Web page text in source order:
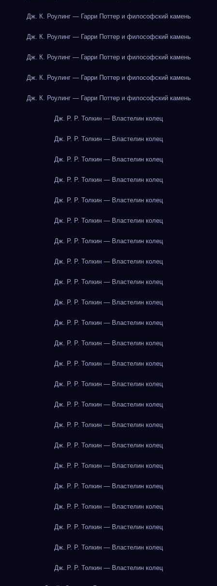
Дж. К. Роулинг — Гарри Поттер и философский камень
Дж. К. Роулинг — Гарри Поттер и философский камень
Дж. К. Роулинг — Гарри Поттер и философский камень
Дж. К. Роулинг — Гарри Поттер и философский камень
Дж. К. Роулинг — Гарри Поттер и философский камень
Дж. Р. Р. Толкин — Властелин колец
Дж. Р. Р. Толкин — Властелин колец
Дж. Р. Р. Толкин — Властелин колец
Дж. Р. Р. Толкин — Властелин колец
Дж. Р. Р. Толкин — Властелин колец
Дж. Р. Р. Толкин — Властелин колец
Дж. Р. Р. Толкин — Властелин колец
Дж. Р. Р. Толкин — Властелин колец
Дж. Р. Р. Толкин — Властелин колец
Дж. Р. Р. Толкин — Властелин колец
Дж. Р. Р. Толкин — Властелин колец
Дж. Р. Р. Толкин — Властелин колец
Дж. Р. Р. Толкин — Властелин колец
Дж. Р. Р. Толкин — Властелин колец
Дж. Р. Р. Толкин — Властелин колец
Дж. Р. Р. Толкин — Властелин колец
Дж. Р. Р. Толкин — Властелин колец
Дж. Р. Р. Толкин — Властелин колец
Дж. Р. Р. Толкин — Властелин колец
Дж. Р. Р. Толкин — Властелин колец
Дж. Р. Р. Толкин — Властелин колец
Дж. Р. Р. Толкин — Властелин колец
Дж. Р. Р. Толкин — Властелин колец